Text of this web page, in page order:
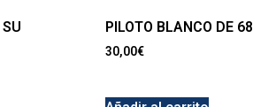
PILOTO BLANCO DE
30,00€